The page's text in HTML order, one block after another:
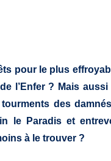
pour le plus
l’Enfer ? Mais
des
le Paradis et
à le trouver ?